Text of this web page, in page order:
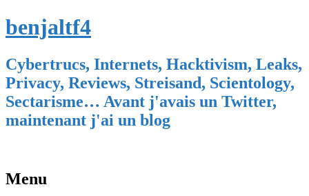
benjaltf4
Cybertrucs, Internets, Hacktivism, Leaks,
Privacy, Reviews, Streisand, Scientology,
Sectarisme… Avant j'avais un Twitter,
maintenant j'ai un blog
Menu